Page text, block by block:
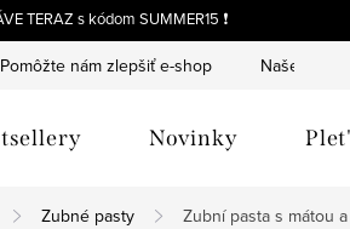
TERAZ s kódom SUMMER15 ❗
Pomôžte nám zlepšiť e-shop Naše tipy
Novinky Plet'
Zubné pasty Zubní pasta s mátou